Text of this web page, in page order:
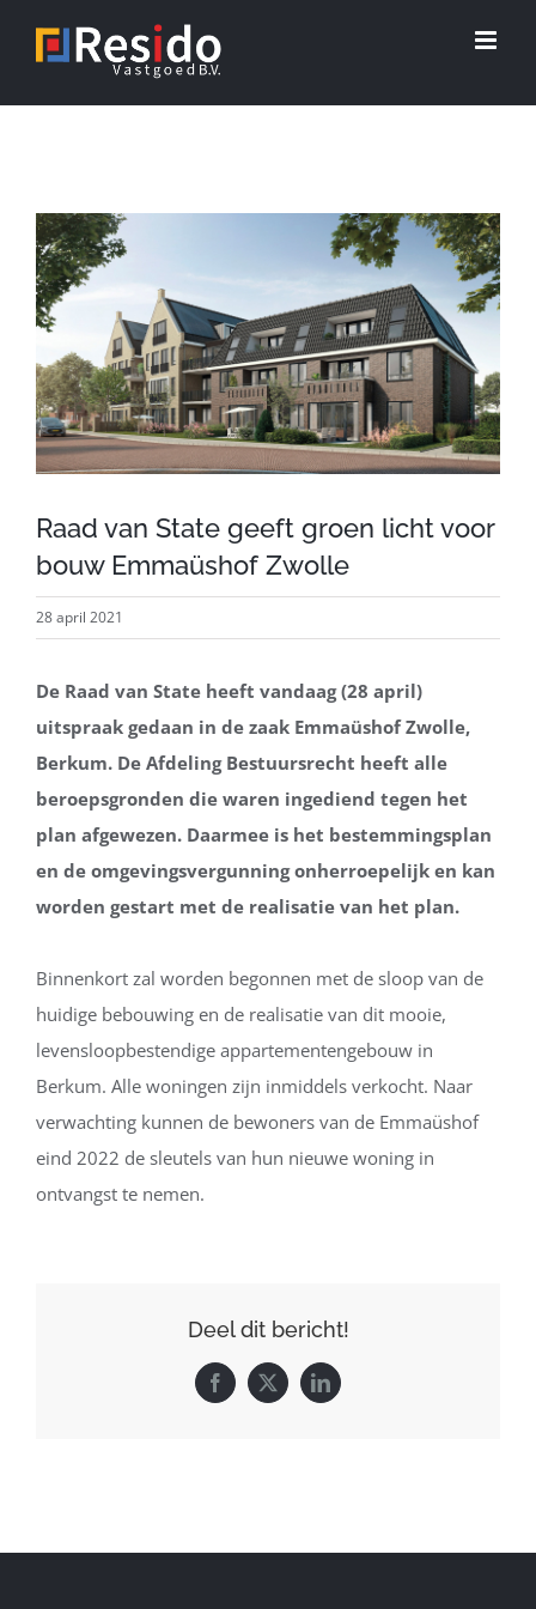
Bekijk
grotere
afbeelding
Raad van State geeft groen licht voor
bouw Emmaüshof Zwolle
28 april 2021
De Raad van State heeft vandaag (28 april)
uitspraak gedaan in de zaak Emmaüshof Zwolle,
Berkum. De Afdeling Bestuursrecht heeft alle
beroepsgronden die waren ingediend tegen het
plan afgewezen. Daarmee is het bestemmingsplan
en de omgevingsvergunning onherroepelijk en kan
worden gestart met de realisatie van het plan.
Binnenkort zal worden begonnen met de sloop van de
huidige bebouwing en de realisatie van dit mooie,
levensloopbestendige appartementengebouw in
Berkum. Alle woningen zijn inmiddels verkocht. Naar
verwachting kunnen de bewoners van de Emmaüshof
eind 2022 de sleutels van hun nieuwe woning in
ontvangst te nemen.
Deel dit bericht!
Facebook
X LinkedIn